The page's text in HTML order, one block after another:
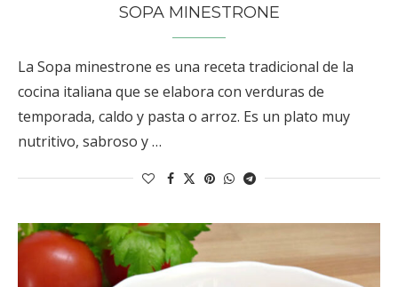
SOPA MINESTRONE
La Sopa minestrone es una receta tradicional de la
cocina italiana que se elabora con verduras de
temporada, caldo y pasta o arroz. Es un plato muy
nutritivo, sabroso y …